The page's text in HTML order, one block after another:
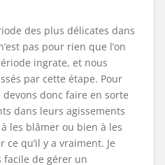
des plus délicates dans
pas pour rien que l’on
ingrate, et nous
par cette étape. Pour
donc faire en sorte
dans leurs agissements
les blâmer ou bien à les
qu’il y a vraiment. Je
facile de gérer un